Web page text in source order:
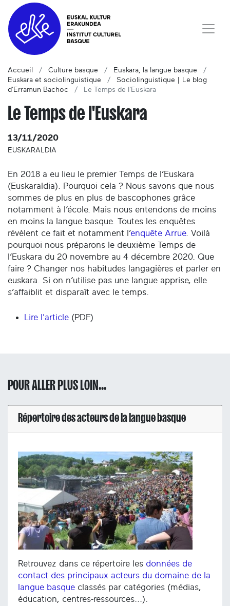
Accueil Culture basque
Euskara, la langue basque
Euskara et sociolinguistique
Sociolinguistique | Le blog
d'Erramun Bachoc
Le Temps de l'Euskara
Le Temps de l'Euskara
13/11/2020
EUSKARALDIA
En 2018 a eu lieu le premier Temps de l’Euskara
(Euskaraldia). Pourquoi cela ? Nous savons que nous
sommes de plus en plus de bascophones grâce
notamment à l’école. Mais nous entendons de moins
en moins la langue basque. Toutes les enquêtes
révèlent ce fait et notamment l’enquête Arrue. Voilà
pourquoi nous préparons le deuxième Temps de
l’Euskara du 20 novembre au 4 décembre 2020. Que
faire ? Changer nos habitudes langagières et parler en
euskara. Si on n’utilise pas une langue apprise, elle
s’affaiblit et disparaît avec le temps.
Lire l'article (PDF)
POUR ALLER PLUS LOIN...
Répertoire des acteurs de la langue basque
Retrouvez dans ce répertoire les données de
contact des principaux acteurs du domaine de la
langue basque classés par catégories (médias,
éducation, centres-ressources...).